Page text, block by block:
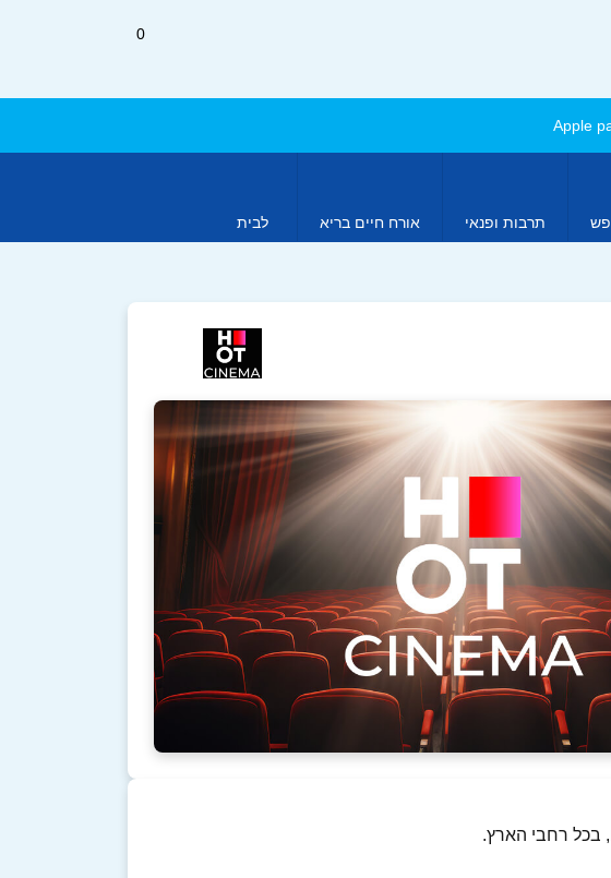
0
Apple
תרבות ופנאי אורח חיים בריא לבית